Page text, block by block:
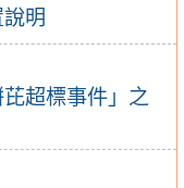
明
超標事件」之